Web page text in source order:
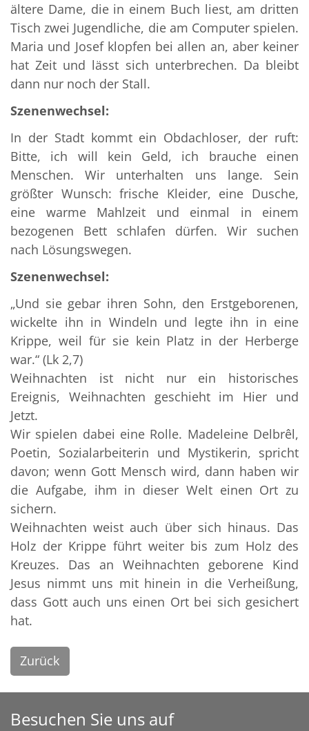
ältere Dame, die in einem Buch liest, am dritten
Tisch zwei Jugendliche, die am Computer spielen.
Maria und Josef klopfen bei allen an, aber keiner
hat Zeit und lässt sich unterbrechen. Da bleibt
dann nur noch der Stall.
Szenenwechsel:
In der Stadt kommt ein Obdachloser, der ruft:
Bitte, ich will kein Geld, ich brauche einen
Menschen. Wir unterhalten uns lange. Sein
größter Wunsch: frische Kleider, eine Dusche,
eine warme Mahlzeit und einmal in einem
bezogenen Bett schlafen dürfen. Wir suchen
nach Lösungswegen.
Szenenwechsel:
„Und sie gebar ihren Sohn, den Erstgeborenen,
wickelte ihn in Windeln und legte ihn in eine
Krippe, weil für sie kein Platz in der Herberge
war.“ (Lk 2,7)
Weihnachten ist nicht nur ein historisches
Ereignis, Weihnachten geschieht im Hier und
Jetzt.
Wir spielen dabei eine Rolle. Madeleine Delbrêl,
Poetin, Sozialarbeiterin und Mystikerin, spricht
davon; wenn Gott Mensch wird, dann haben wir
die Aufgabe, ihm in dieser Welt einen Ort zu
sichern.
Weihnachten weist auch über sich hinaus. Das
Holz der Krippe führt weiter bis zum Holz des
Kreuzes. Das an Weihnachten geborene Kind
Jesus nimmt uns mit hinein in die Verheißung,
dass Gott auch uns einen Ort bei sich gesichert
hat.
Zurück
Besuchen Sie uns auf